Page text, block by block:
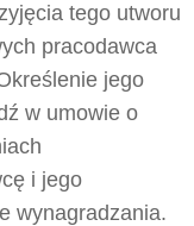
tego utworu
pracodawca
jego
w umowie o
i jego
wynagradzania.